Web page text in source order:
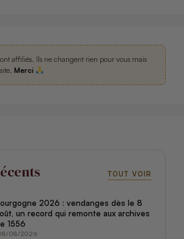
affiliés. Ils ne changent rien pour vous mais
Merci
TOUT VOIR
2026 : vendanges dès le 8
un record qui remonte aux archives
1556
08/2026